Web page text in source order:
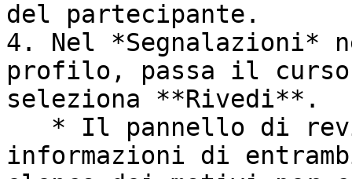
del partecipante.
4. Nel
profilo, passa il
seleziona **Rivedi**.
informazioni di